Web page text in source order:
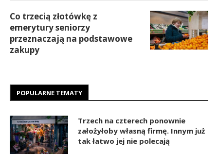
Co trzecią złotówkę z
emerytury seniorzy
przeznaczają na podstawowe
zakupy
POPULARNE TEMATY
Trzech na czterech ponownie
założyłoby własną firmę. Innym już
tak łatwo jej nie polecają